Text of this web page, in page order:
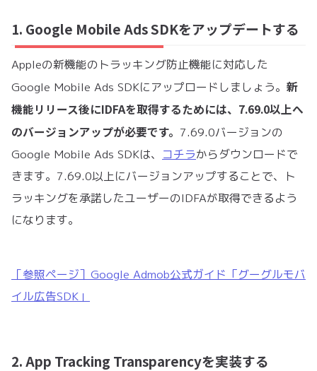
1. Google Mobile Ads SDKをアップデートする
Appleの新機能のトラッキング防止機能に対応した
Google Mobile Ads SDKにアップロードしましょう。 新
機能リリース後にIDFAを取得するためには、7.69.0以上へ
のバージョンアップが必要です。 7.69.0バージョンの
Google Mobile Ads SDKは、 コチラからダウンロードで
きます。7.69.0以上にバージョンアップすることで、ト
ラッキングを承諾したユーザーのIDFAが取得できるよう
になります。
［参照ページ］Google Admob公式ガイド「グーグルモバ
イル広告SDK」
2. App Tracking Transparencyを実装する